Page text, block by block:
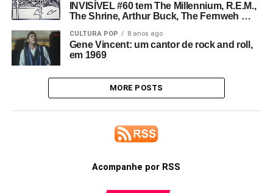
INVISÍVEL #60 tem The Millennium, R.E.M.,
The Shrine, Arthur Buck, The Fernweh …
CULTURA POP 8 anos ago
Gene Vincent: um cantor de rock and roll,
em 1969
MORE POSTS
Acompanhe por RSS